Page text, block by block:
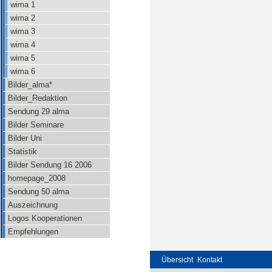
wima 1
wima 2
wima 3
wima 4
wima 5
wima 6
Bilder_alma*
Bilder_Redaktion
Sendung 29 alma
Bilder Seminare
Bilder Uni
Statistik
Bilder Sendung 16 2006
homepage_2008
Sendung 50 alma
Auszeichnung
Logos Kooperationen
Empfehlungen
Übersicht Kontakt